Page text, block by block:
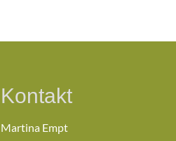
Kontakt
Martina Empt